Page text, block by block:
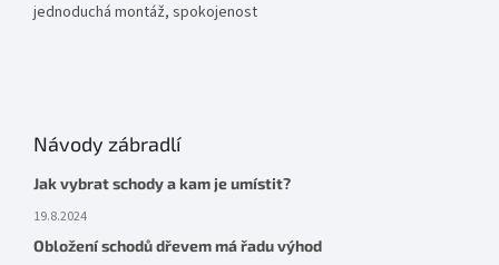
jednoduchá montáž, spokojenost
Návody zábradlí
Jak vybrat schody a kam je umístit?
19.8.2024
Obložení schodů dřevem má řadu výhod